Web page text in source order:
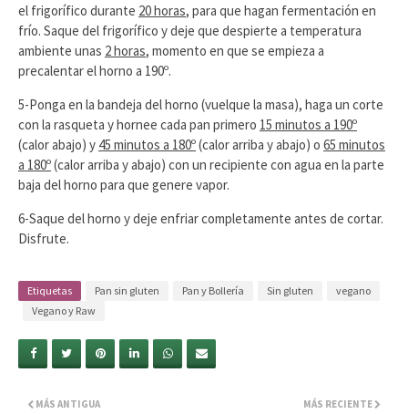
el frigorífico durante 20 horas, para que hagan fermentación en
frío. Saque del frigorífico y deje que despierte a temperatura
ambiente unas 2 horas, momento en que se empieza a
precalentar el horno a 190º.
5-Ponga en la bandeja del horno (vuelque la masa), haga un corte
con la rasqueta y hornee cada pan primero 15 minutos a 190º
(calor abajo) y 45 minutos a 180º(calor arriba y abajo) o 65 minutos
a 180º(calor arriba y abajo) con un recipiente con agua en la parte
baja del horno para que genere vapor.
6-Saque del horno y deje enfriar completamente antes de cortar.
Disfrute.
Etiquetas Pan sin gluten Pan y Bollería Sin gluten
vegano
Vegano y Raw
MÁS RECIENTE
MÁS ANTIGUA